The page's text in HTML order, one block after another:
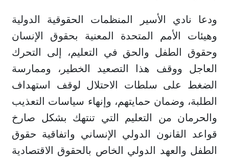
ودعا نادي الأسير المنظمات الحقوقية الدولية
وهيئات الأمم المتحدة المعنية بحقوق الإنسان
وحقوق الطفل والحق في التعليم، إلى التحرك
العاجل ووقف هذا التصعيد الخطير، وممارسة
الضغط على سلطات الاحتلال لوقف استهداف
الطلبة، وضمان حمايتهم، وإنهاء سياسات التعذيب
والحرمان من التعليم التي تنتهك بشكل صارخ
قواعد القانون الدولي الإنساني واتفاقية حقوق
الطفل والعهد الدولي الخاص بالحقوق الاقتصادية